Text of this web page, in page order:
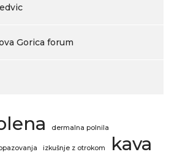
Gorica forum
dermalna polnila
izkušnje z otrokom kava